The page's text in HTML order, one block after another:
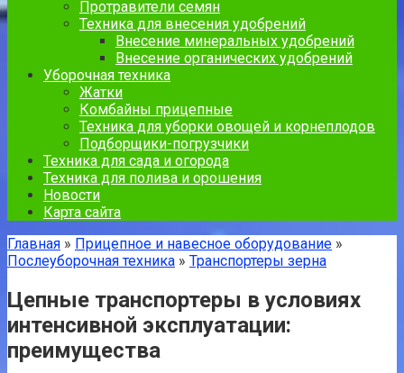
Протравители семян
Техника для внесения удобрений
Внесение минеральных удобрений
Внесение органических удобрений
Уборочная техника
Жатки
Комбайны прицепные
Техника для уборки овощей и корнеплодов
Подборщики-погрузчики
Техника для сада и огорода
Техника для полива и орошения
Новости
Карта сайта
Главная » Прицепное и навесное оборудование »
Послеуборочная техника » Транспортеры зерна
Цепные транспортеры в условиях
интенсивной эксплуатации:
преимущества